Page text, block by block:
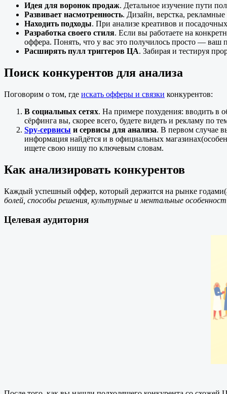
Идея для воронок продаж. Детальное изучение пути
Развивает насмотренность. Дизайн, верстка,
Находить подходы. При анализе креативов и
Разработка своего стиля. Если вы работаете на
оффера. Понять, что у вас это получилось просто — ваш
Расширять пулл триггеров ЦА. Забирая и тестируя
Поиск конкурентов для анализа
Поговорим о том, где искать офферы и связки конкурентов:
В социальных сетях. На примере похудения: вводить в
сёрфинга вы, скорее всего, будете видеть и рекламу по
Spy-сервисы и сервисы для анализа. В первом случае
информация найдётся и в официальных
ищете свою нишу по ключевым словам.
Как анализировать конкурентов
Каждый успешный оффер, который держится на рынке годами(а
болей, способы решения, культурные и ментальные
Целевая аудитория